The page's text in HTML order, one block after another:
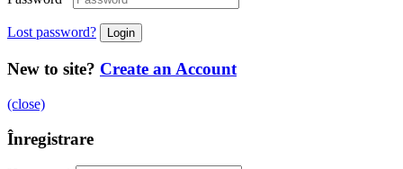
Lost password?
New to site? Create an Account
(close)
Înregistrare